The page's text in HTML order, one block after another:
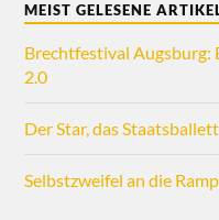
MEIST GELESENE
Brechtfestival Augsburg:
2.0
Der Star, das
Selbstzweifel an die